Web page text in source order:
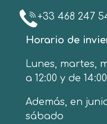
+33 468 247
Horario de
Lunes, martes,
a 12:00 y de
Además, en
sábado